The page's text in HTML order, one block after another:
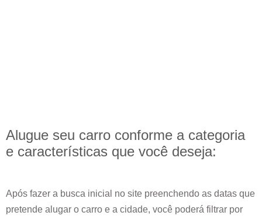
Alugue seu carro conforme a categoria
e características que você deseja:
Após fazer a busca inicial no site preenchendo as datas que
pretende alugar o carro e a cidade, você poderá filtrar por